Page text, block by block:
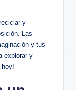
y
Las
y tus
explorar y